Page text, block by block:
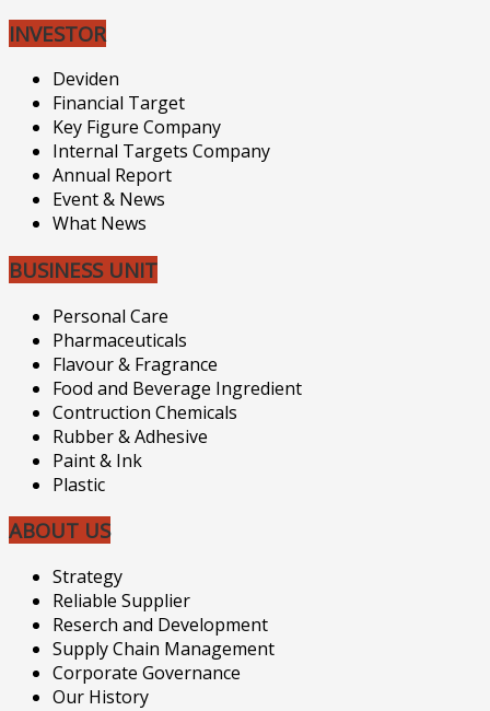
INVESTOR
Deviden
Financial Target
Key Figure Company
Internal Targets Company
Annual Report
Event & News
What News
BUSINESS UNIT
Personal Care
Pharmaceuticals
Flavour & Fragrance
Food and Beverage Ingredient
Contruction Chemicals
Rubber & Adhesive
Paint & Ink
Plastic
ABOUT US
Strategy
Reliable Supplier
Reserch and Development
Supply Chain Management
Corporate Governance
Our History